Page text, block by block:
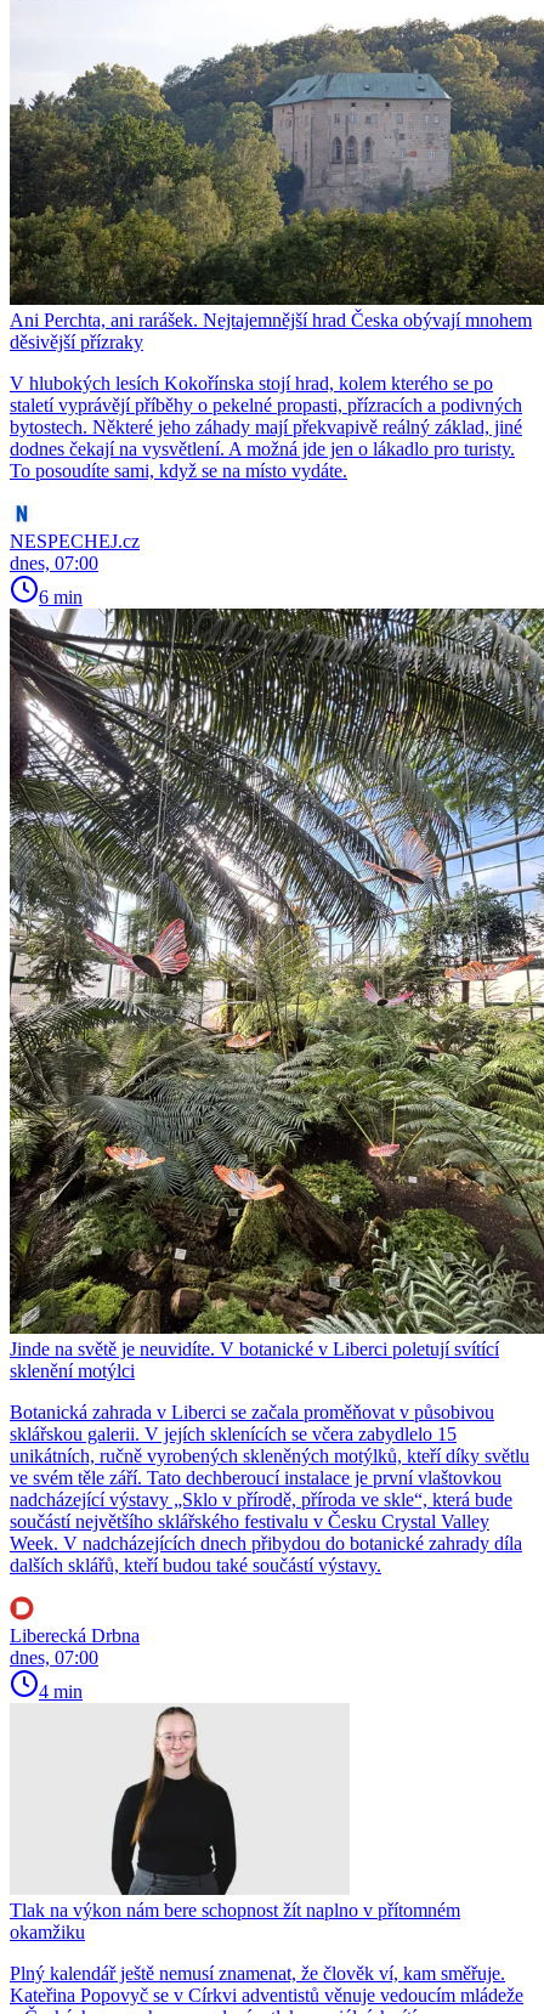
Ani Perchta, ani rarášek. Nejtajemnější hrad Česka obývají mnohem
děsivější přízraky
V hlubokých lesích Kokořínska stojí hrad, kolem kterého se po
staletí vyprávějí příběhy o pekelné propasti, přízracích a podivných
bytostech. Některé jeho záhady mají překvapivě reálný základ, jiné
dodnes čekají na vysvětlení. A možná jde jen o lákadlo pro turisty.
To posoudíte sami, když se na místo vydáte.
NESPECHEJ.cz
dnes, 07:00
6 min
Jinde na světě je neuvidíte. V botanické v Liberci poletují svítící
sklenění motýlci
Botanická zahrada v Liberci se začala proměňovat v působivou
sklářskou galerii. V jejích sklenících se včera zabydlelo 15
unikátních, ručně vyrobených skleněných motýlků, kteří díky světlu
ve svém těle září. Tato dechberoucí instalace je první vlaštovkou
nadcházející výstavy „Sklo v přírodě, příroda ve skle“, která bude
součástí největšího sklářského festivalu v Česku Crystal Valley
Week. V nadcházejících dnech přibydou do botanické zahrady díla
dalších sklářů, kteří budou také součástí výstavy.
Liberecká Drbna
dnes, 07:00
4 min
Tlak na výkon nám bere schopnost žít naplno v přítomném
okamžiku
Plný kalendář ještě nemusí znamenat, že člověk ví, kam směřuje.
Kateřina Popovyč se v Církvi adventistů věnuje vedoucím mládeže